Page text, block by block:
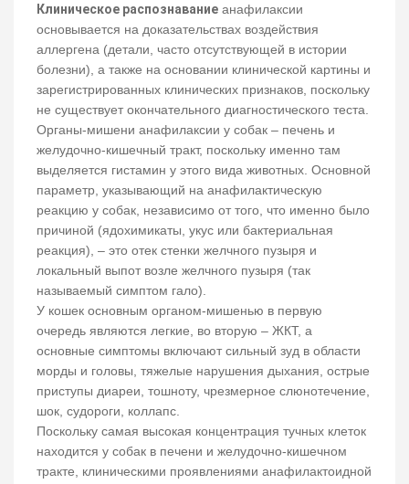
Клиническое распознавание анафилаксии
основывается на доказательствах воздействия
аллергена (детали, часто отсутствующей в истории
болезни), а также на основании клинической картины и
зарегистрированных клинических признаков, поскольку
не существует окончательного диагностического теста.
Органы-мишени анафилаксии у собак – печень и
желудочно-кишечный тракт, поскольку именно там
выделяется гистамин у этого вида животных. Основной
параметр, указывающий на анафилактическую
реакцию у собак, независимо от того, что именно было
причиной (ядохимикаты, укус или бактериальная
реакция), – это отек стенки желчного пузыря и
локальный выпот возле желчного пузыря (так
называемый симптом гало).
У кошек основным органом-мишенью в первую
очередь являются легкие, во вторую – ЖКТ, а
основные симптомы включают сильный зуд в области
морды и головы, тяжелые нарушения дыхания, острые
приступы диареи, тошноту, чрезмерное слюнотечение,
шок, судороги, коллапс.
Поскольку самая высокая концентрация тучных клеток
находится у собак в печени и желудочно-кишечном
тракте, клиническими проявлениями анафилактоидной